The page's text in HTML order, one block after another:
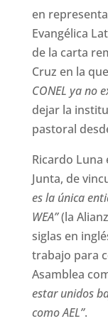
en
Evangélica
de la carta
Cruz en la
CONEL ya no
dejar la
pastoral
Ricardo Luna
Junta, de
es la única
WEA”(la
siglas en
trabajo para
Asamblea
estar unidos
como AEL”.